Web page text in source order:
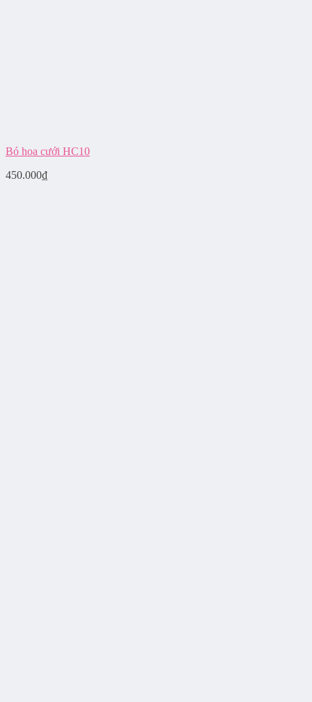
Bó hoa cưới HC10
450.000₫